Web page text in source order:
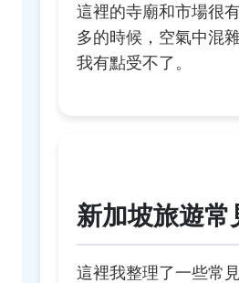
這裡的寺廟和市場很
多的時候，空氣中混
我有點受不了。
新加坡旅遊常
這裡我整理了一些常